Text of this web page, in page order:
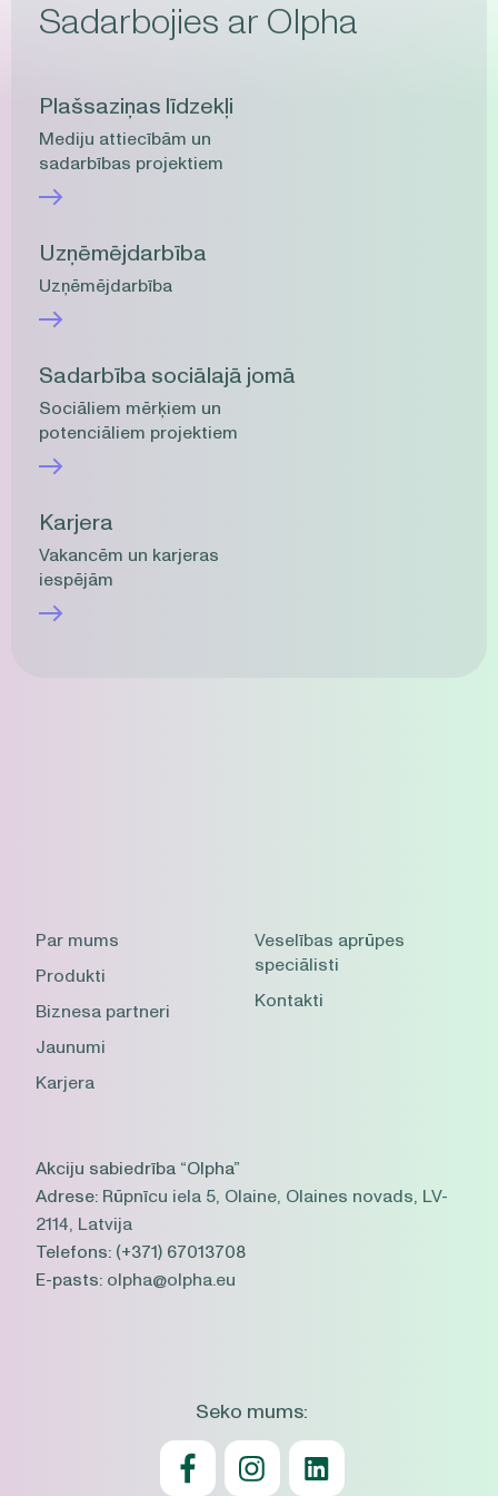
Sadarbojies ar Olpha
Plašsaziņas līdzekļi
Mediju attiecībām un
sadarbības projektiem
Uzņēmējdarbība
Uzņēmējdarbība
Sadarbība sociālajā jomā
Sociāliem mērķiem un
potenciāliem projektiem
Karjera
Vakancēm un karjeras
iespējām
Akciju sabiedrība “Olpha”
Adrese: Rūpnīcu iela 5, Olaine, Olaines novads, LV-
2114, Latvija
Telefons: (+371) 67013708
E-pasts: olpha@olpha.eu
Par mums
Produkti
Biznesa partneri
Jaunumi
Karjera
Veselības aprūpes
speciālisti
Kontakti
Seko mums: